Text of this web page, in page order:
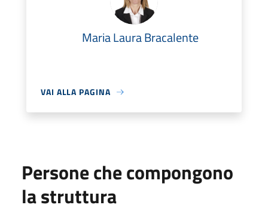
Maria Laura Bracalente
VAI ALLA PAGINA
Persone che compongono
la struttura